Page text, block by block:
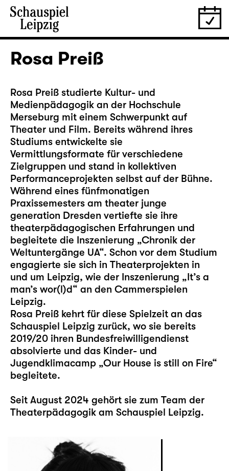
Rosa Preiß
Rosa Preiß studierte Kultur- und
Medienpädagogik an der Hochschule
Merseburg mit einem Schwerpunkt auf
Theater und Film. Bereits während ihres
Studiums entwickelte sie
Vermittlungsformate für verschiedene
Zielgruppen und stand in kollektiven
Performanceprojekten selbst auf der Bühne.
Während eines fünfmonatigen
Praxissemesters am theater junge
generation Dresden vertiefte sie ihre
theaterpädagogischen Erfahrungen und
begleitete die Inszenierung „Chronik der
Weltuntergänge UA“. Schon vor dem Studium
engagierte sie sich in Theaterprojekten in
und um Leipzig, wie der Inszenierung „It’s a
man’s wor(l)d“ an den Cammerspielen
Leipzig.
Rosa Preiß kehrt für diese Spielzeit an das
Schauspiel Leipzig zurück, wo sie bereits
2019/20 ihren Bundesfreiwilligendienst
absolvierte und das Kinder- und
Jugendklimacamp „Our House is still on Fire“
begleitete.
Seit August 2024 gehört sie zum Team der
Theaterpädagogik am Schauspiel Leipzig.